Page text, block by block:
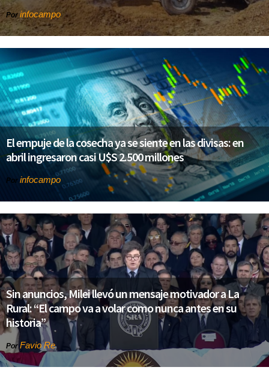
Por infocampo
El empuje de la cosecha ya se siente en las divisas: en
abril ingresaron casi U$S 2.500 millones
Por infocampo
Sin anuncios, Milei llevó un mensaje motivador a La
Rural: “El campo va a volar como nunca antes en su
historia”
Por Favio Re